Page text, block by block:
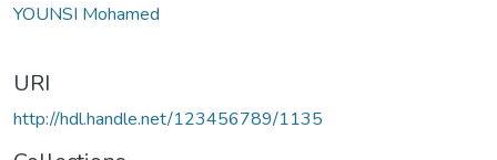
YOUNSI Mohamed
URI
http://hdl.handle.net/123456789/1135